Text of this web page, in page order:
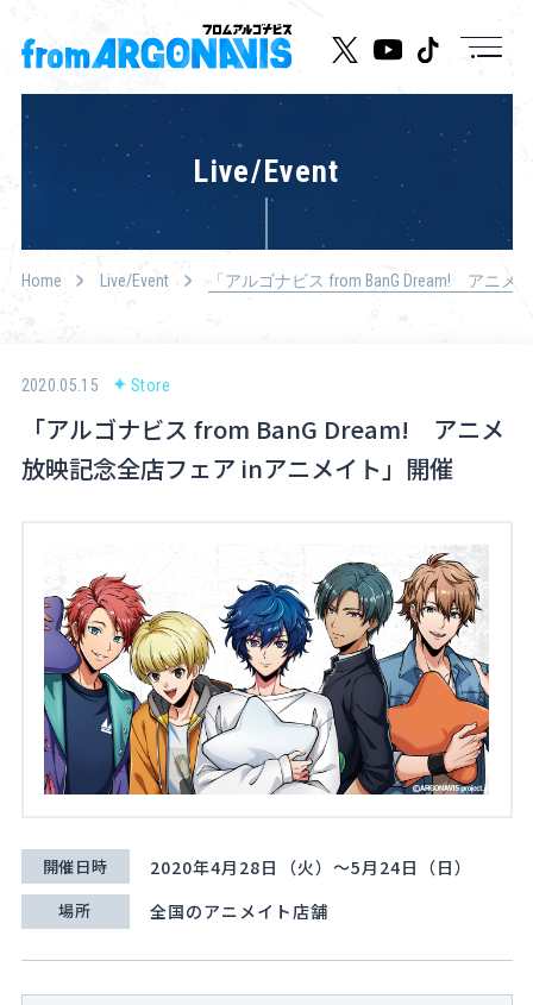
Live/Event
Character
Cast
Media
Goods
Navi Art
Chronicle
Special
Live/Event
Home Live/Event 「アルゴナビス from BanG Dream! アニ
2020.05.15 Store
「アルゴナビス from BanG Dream! アニメ
放映記念全店フェア inアニメイト」開催
開催日時 2020年4月28日（火）～5月24日（日）
場所 全国のアニメイト店舗